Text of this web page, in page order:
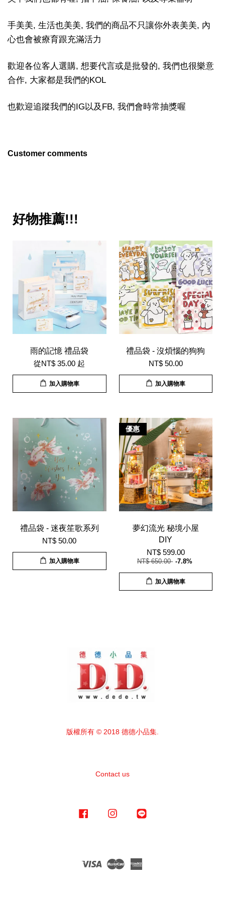
手美美, 生活也美美, 我們的商品不只讓你外表美美, 內
心也會被療育跟充滿活力
歡迎各位客人選購, 想要代言或是批發的, 我們也很樂意
合作, 大家都是我們的KOL
也歡迎追蹤我們的IG以及FB, 我們會時常抽獎喔
Customer comments
好物推薦!!!
雨的記憶 禮品袋
從NT$ 35.00 起
加入購物車
禮品袋 - 沒煩惱的狗狗
NT$ 50.00
加入購物車
禮品袋 - 迷夜笙歌系列
NT$ 50.00
加入購物車
優惠
夢幻流光 秘境小屋
DIY
NT$ 599.00
NT$ 650.00 -7.8%
加入購物車
版權所有 © 2018 德德小品集.
Contact us
Facebook Instagram
Visa Master